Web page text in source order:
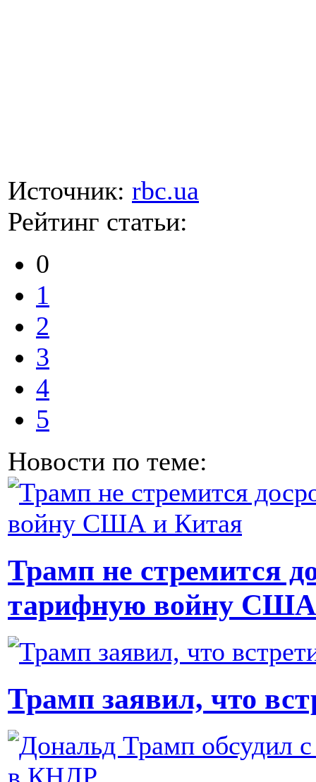
Источник: rbc.ua
Рейтинг статьи:
0
1
2
3
4
5
Новости по теме:
Трамп не стремится
тарифную войну
Трамп заявил, что